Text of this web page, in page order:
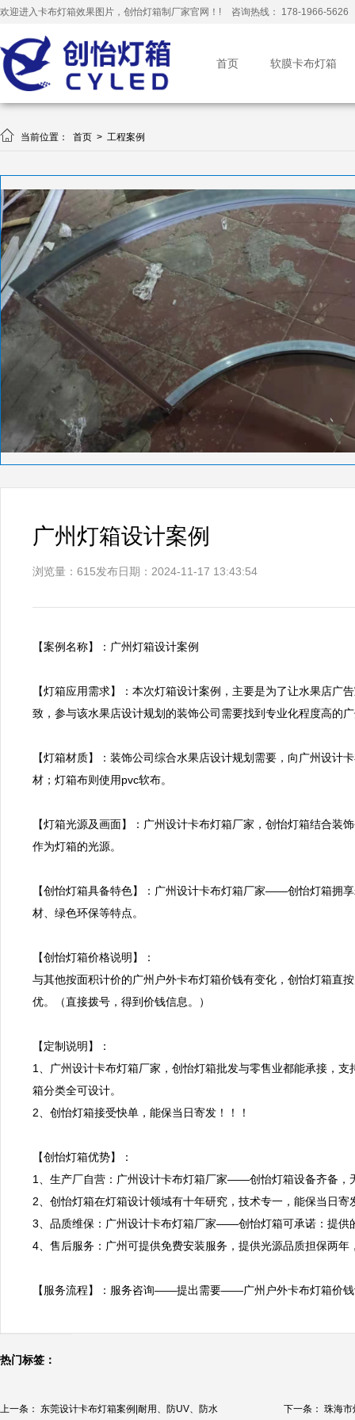
欢迎进入卡布灯箱效果图片，创怡灯箱制厂家官网！! 咨询热线： 178-1966-5626
首页 软膜卡布灯箱
 当前位置： 首页 > 工程案例
广州灯箱设计案例
浏览量：615发布日期：2024-11-17 13:43:54
【案例名称】：广州灯箱设计案例
【灯箱应用需求】：本次灯箱设计案例，主要是为了让水果店
致，参与该水果店设计规划的装饰公司需要找到专业化程度高的
【灯箱材质】：装饰公司综合水果店设计规划需要，向广州设
材；灯箱布则使用pvc软布。
【灯箱光源及画面】：广州设计卡布灯箱厂家，创怡灯箱结合
作为灯箱的光源。
【创怡灯箱具备特色】：广州设计卡布灯箱厂家——创怡灯箱拥
材、绿色环保等特点。
【创怡灯箱价格说明】：
与其他按面积计价的广州户外卡布灯箱价钱有变化，创怡灯箱直
优。（直接拨号，得到价钱信息。）
【定制说明】：
1、广州设计卡布灯箱厂家，创怡灯箱批发与零售业都能承接，
箱分类全可设计。
2、创怡灯箱接受快单，能保当日寄发！！！
【创怡灯箱优势】：
1、生产厂自营：广州设计卡布灯箱厂家——创怡灯箱设备齐备，
2、创怡灯箱在灯箱设计领域有十年研究，技术专一，能保当日寄
3、品质维保：广州设计卡布灯箱厂家——创怡灯箱可承诺：提供
4、售后服务：广州可提供免费安装服务，提供光源品质担保两年
【服务流程】：服务咨询——提出需要——广州户外卡布灯箱
热门标签：
上一条： 东莞设计卡布灯箱案例|耐用、防UV、防水 下一条： 珠海市